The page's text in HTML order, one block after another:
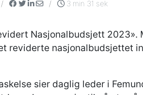
/ / 3 min 31 sek
Nasjonalbudsjett
reviderte nasjonalbudsjettet
sier daglig leder i